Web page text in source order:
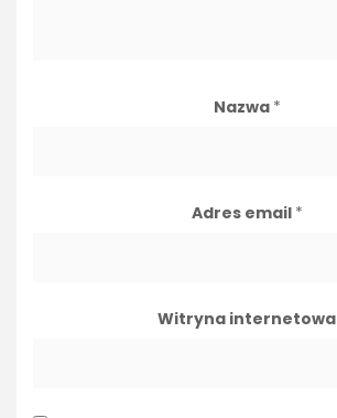
Nazwa *
Adres email *
Witryna internetowa